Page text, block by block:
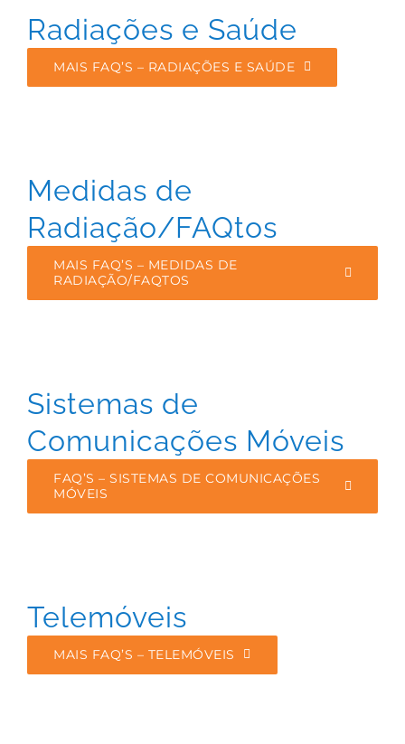
Radiações e Saúde
MAIS FAQ’S – RADIAÇÕES E SAÚDE
Medidas de
Radiação/FAQtos
MAIS FAQ’S – MEDIDAS DE
RADIAÇÃO/FAQTOS
Sistemas de
Comunicações Móveis
FAQ’S – SISTEMAS DE COMUNICAÇÕES
MÓVEIS
Telemóveis
MAIS FAQ’S – TELEMÓVEIS